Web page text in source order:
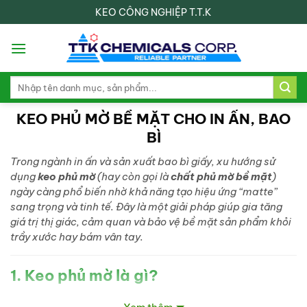
to
content
KEO CÔNG NGHIỆP T.T.K
KEO PHỦ MỜ BỀ MẶT CHO IN ẤN, BAO
BÌ
Trong ngành in ấn và sản xuất bao bì giấy, xu hướng sử
dụngkeo phủ mờ(hay còn gọi làchất phủ mờ bề mặt)
ngày càng phổ biến nhờ khả năng tạo hiệu ứng “matte”
sang trọng và tinh tế. Đây là một giải pháp giúp gia tăng
giá trị thị giác, cảm quan và bảo vệ bề mặt sản phẩm khỏi
trầy xước hay bám vân tay.
1. Keo phủ mờ là gì?